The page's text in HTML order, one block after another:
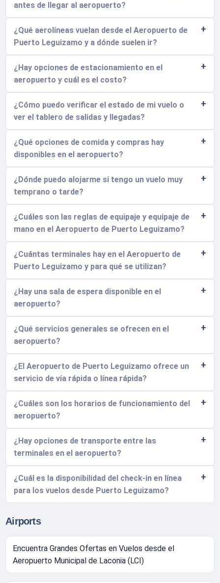
antes de llegar al aeropuerto?
¿Qué aerolíneas vuelan desde el Aeropuerto de
Puerto Leguizamo y a dónde suelen ir?
¿Hay opciones de estacionamiento en el
aeropuerto y cuál es el costo?
¿Cómo puedo verificar el estado de mi vuelo o
ver el tablero de salidas y llegadas?
¿Qué opciones de comida y compras hay
disponibles en el aeropuerto?
¿Dónde puedo alojarme si tengo un vuelo muy
temprano o tarde?
¿Cuáles son las reglas de equipaje y equipaje de
mano en el Aeropuerto de Puerto Leguizamo?
¿Cuántas terminales hay en el Aeropuerto de
Puerto Leguizamo y para qué se utilizan?
¿Hay una sala de espera disponible en el
aeropuerto?
¿Qué servicios generales se ofrecen en el
aeropuerto?
¿El Aeropuerto de Puerto Leguizamo ofrece un
servicio de vía rápida o línea rápida?
¿Cuáles son los horarios de funcionamiento del
aeropuerto?
¿Hay opciones de transporte entre las
terminales en el aeropuerto?
¿Cuál es la disponibilidad del check-in en línea
para los vuelos desde Puerto Leguizamo?
Airports
Encuentra Grandes Ofertas en Vuelos desde el
Aeropuerto Municipal de Laconia (LCI)